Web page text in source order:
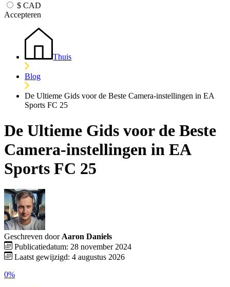
$ CAD
Accepteren
Thuis
Blog
De Ultieme Gids voor de Beste Camera-instellingen in EA
Sports FC 25
De Ultieme Gids voor de Beste
Camera-instellingen in EA
Sports FC 25
Geschreven door Aaron Daniels
Publicatiedatum: 28 november 2024
Laatst gewijzigd: 4 augustus 2026
0%